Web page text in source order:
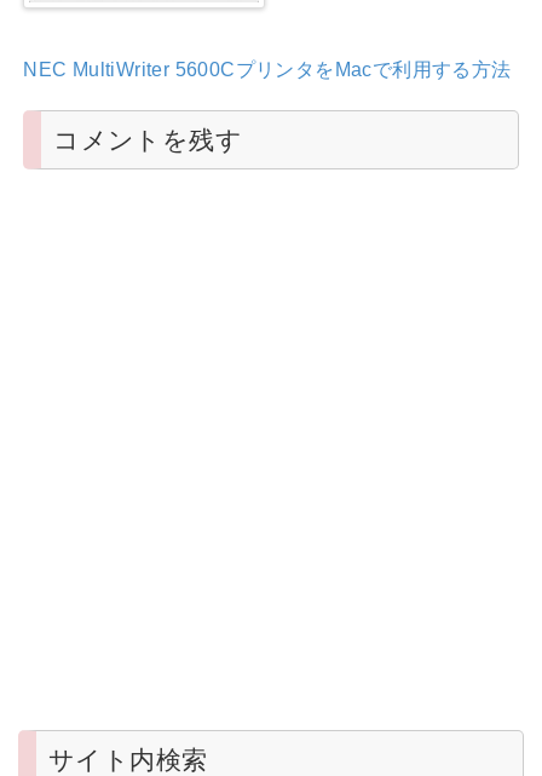
NEC MultiWriter 5600CプリンタをMacで利用する方法
コメントを残す
サイト内検索